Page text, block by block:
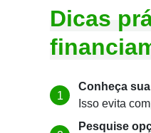
Dicas
Conheça
Isso evita
Pesquise